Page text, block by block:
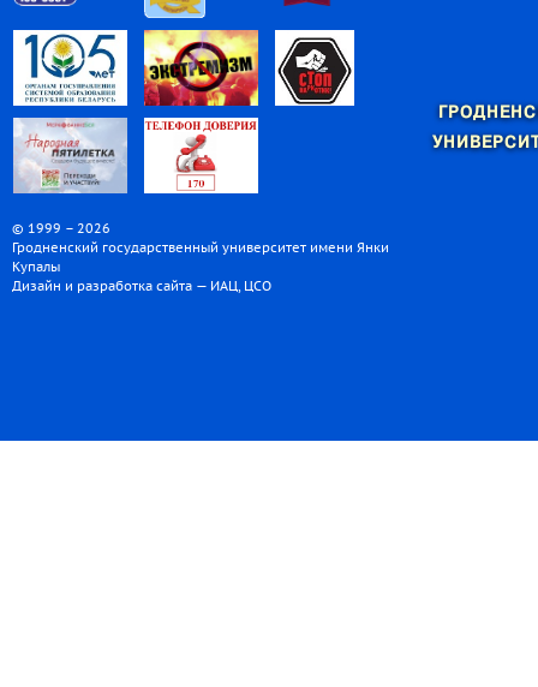
© 1999 – 2026
Гродненский государственный университет имени Янки
Купалы
Дизайн и разработка сайта — ИАЦ, ЦСО